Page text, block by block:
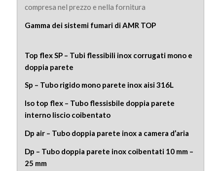
compresa nel prezzo e nella fornitura
Gamma dei sistemi fumari di AMR TOP
Top flex SP – Tubi flessibili inox corrugati mono e
doppia parete
Sp – Tubo rigido mono parete inox aisi 316L
Iso top flex – Tubo flessisbile doppia parete
interno liscio coibentato
Dp air – Tubo doppia parete inox a camera d’aria
Dp – Tubo doppia parete inox coibentati 10 mm –
25 mm